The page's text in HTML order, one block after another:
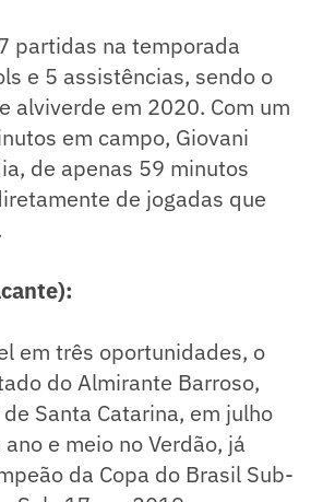
partidas na temporada
e 5 assistências, sendo o
alviverde em 2020. Com um
em campo, Giovani
de apenas 59 minutos
de jogadas que
em três oportunidades, o
do Almirante Barroso,
Santa Catarina, em julho
e meio no Verdão, já
da Copa do Brasil Sub-